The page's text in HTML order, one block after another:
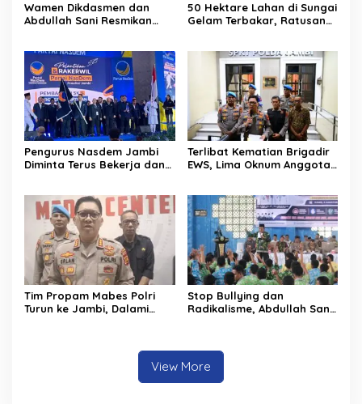
Wamen Dikdasmen dan
Abdullah Sani Resmikan
Jambi
50 Hektare Lahan di Sungai
Gelam Terbakar, Ratusan
Lakukan Pemadaman
Pengurus Nasdem Jambi
Diminta Terus Bekerja dan
Terlibat Kematian Brigadir
EWS, Lima Oknum Anggota
Tim Propam Mabes Polri
Turun ke Jambi, Dalami
Stop Bullying dan
Radikalisme, Abdullah Sani
View More